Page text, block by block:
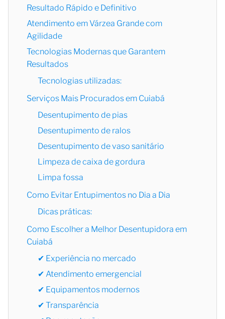
Resultado Rápido e Definitivo
Atendimento em Várzea Grande com
Agilidade
Tecnologias Modernas que Garantem
Resultados
Tecnologias utilizadas:
Serviços Mais Procurados em Cuiabá
Desentupimento de pias
Desentupimento de ralos
Desentupimento de vaso sanitário
Limpeza de caixa de gordura
Limpa fossa
Como Evitar Entupimentos no Dia a Dia
Dicas práticas:
Como Escolher a Melhor Desentupidora em
Cuiabá
✔ Experiência no mercado
✔ Atendimento emergencial
✔ Equipamentos modernos
✔ Transparência